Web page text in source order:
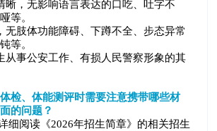
晰，无影响语言表达的口吃、吐字不
等。
无肢体功能障碍、下蹲不全、步态异常
等。
从事公安工作、有损人民警察形象的其
检、体能测评时需要注意携带哪些材
的问题？
细阅读《2026年招生简章》的相关招生